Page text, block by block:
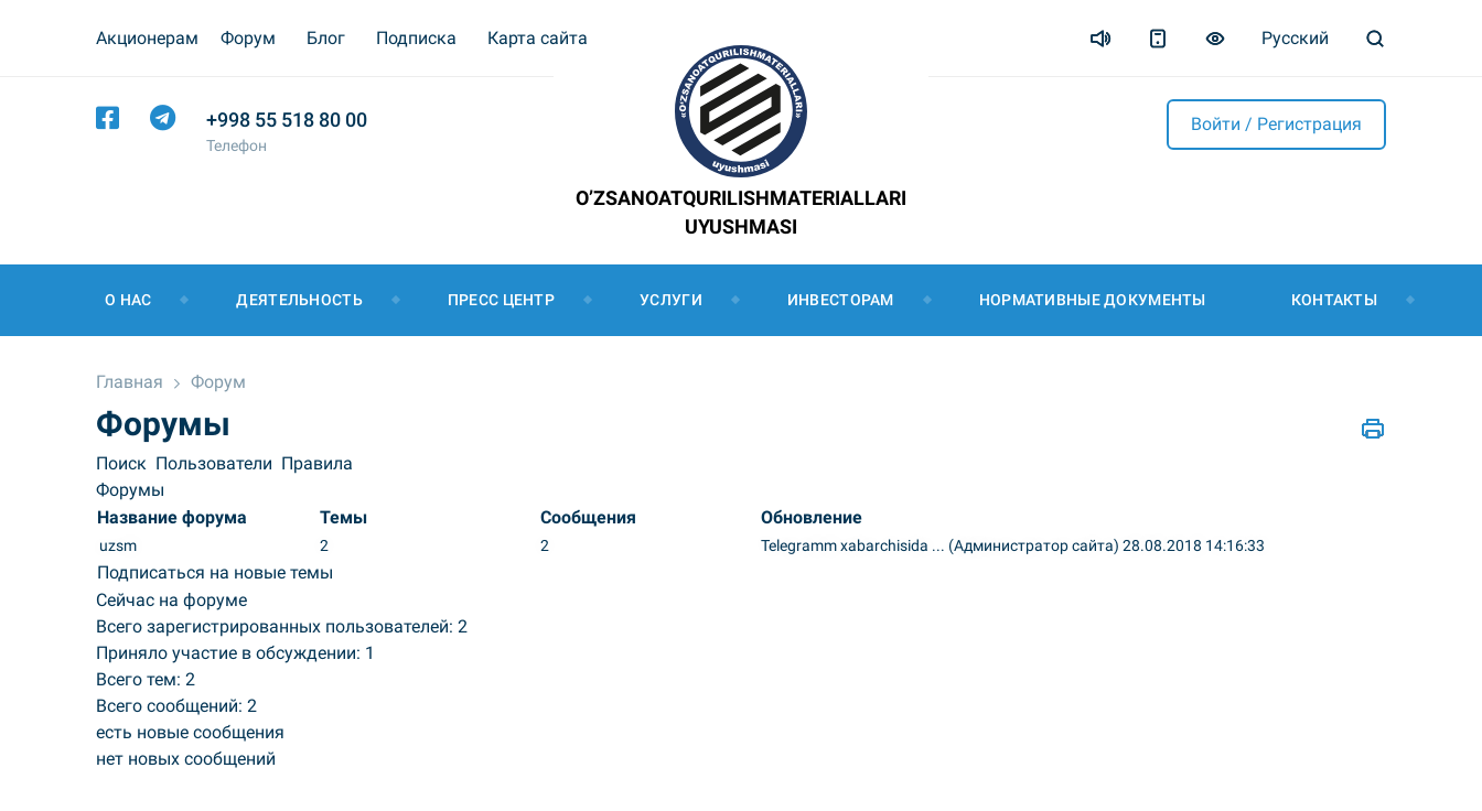
Акционерам Форум Блог Подписка Карта сайта Русский
+998 55 518 80 00
Телефон
Войти / Регистрация
O’ZSANOATQURILISHMATERIALLARI
UYUSHMASI
О НАС ДЕЯТЕЛЬНОСТЬ ПРЕСС ЦЕНТР УСЛУГИ ИНВЕСТОРАМ НОРМАТИВНЫЕ ДОКУМЕНТЫ КОНТАКТЫ
Главная Форум
Форумы
Поиск Пользователи Правила
Форумы
Название форума
Темы Сообщения Обновление
uzsm 2 2 Telegramm xabarchisida ... (Администратор сайта) 28.08.2018 14:16:33
Подписаться на новые темы
Сейчас на форуме
Всего зарегистрированных пользователей: 2
Приняло участие в обсуждении: 1
Всего тем: 2
Всего сообщений: 2
есть новые сообщения
нет новых сообщений